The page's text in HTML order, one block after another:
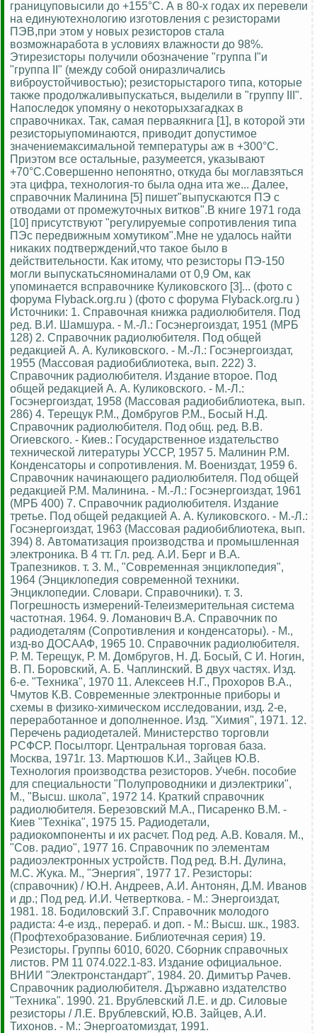
границуповысили до +155°С. А в 80-х годах их перевели
на единуютехнологию изготовления с резисторами
ПЭВ,при этом у новых резисторов стала
возможнаработа в условиях влажности до 98%.
Этирезисторы получили обозначение "группа I"и
"группа II" (между собой ониразличались
виброустойчивостью); резисторыстарого типа, которые
также продолжаливыпускаться, выделили в "группу III".
Напоследок упомяну о некоторыхзагадках в
справочниках. Так, самая перваякнига [1], в которой эти
резисторыупоминаются, приводит допустимое
значениемаксимальной температуры аж в +300°С.
Приэтом все остальные, разумеется, указывают
+70°С.Совершенно непонятно, откуда бы моглавзяться
эта цифра, технология-то была одна ита же... Далее,
справочник Малинина [5] пишет"выпускаются ПЭ с
отводами от промежуточных витков".В книге 1971 года
[10] присутствуют "регулируемые сопротивления типа
ПЭс передвижным хомутиком".Мне не удалось найти
никаких подтверждений,что такое было в
действительности. Как итому, что резисторы ПЭ-150
могли выпускатьсяноминалами от 0,9 Ом, как
упоминается всправочнике Куликовского [3]... (фото с
форума Flyback.org.ru ) (фото с форума Flyback.org.ru )
Источники: 1. Справочная книжка радиолюбителя. Под
ред. В.И. Шамшура. - М.-Л.: Госэнергоиздат, 1951 (МРБ
128) 2. Справочник радиолюбителя. Под общей
редакцией А. А. Куликовского. - М.-Л.: Госэнергоиздат,
1955 (Массовая радиобиблиотека, вып. 222) 3.
Справочник радиолюбителя. Издание второе. Под
общей редакцией А. А. Куликовского. - М.-Л.:
Госэнергоиздат, 1958 (Массовая радиобиблиотека, вып.
286) 4. Терещук Р.М., Домбругов Р.М., Босый Н.Д.
Справочник радиолюбителя. Под общ. ред. В.В.
Огиевского. - Киев.: Государственное издательство
технической литературы УССР, 1957 5. Малинин Р.М.
Конденсаторы и сопротивления. М. Воениздат, 1959 6.
Справочник начинающего радиолюбителя. Под общей
редакцией Р.М. Малинина. - М.-Л.: Госэнергоиздат, 1961
(МРБ 400) 7. Справочник радиолюбителя. Издание
третье. Под общей редакцией А. А. Куликовского. - М.-Л.:
Госэнергоиздат, 1963 (Массовая радиобиблиотека, вып.
394) 8. Автоматизация производства и промышленная
электроника. В 4 тт. Гл. ред. А.И. Берг и В.А.
Трапезников. т. 3. М., "Современная энциклопедия",
1964 (Энциклопедия современной техники.
Энциклопедии. Словари. Справочники). т. 3.
Погрешность измерений-Телеизмерительная система
частотная. 1964. 9. Ломанович В.А. Справочник по
радиодеталям (Сопротивления и конденсаторы). - М.,
изд-во ДОСААФ, 1965 10. Справочник радиолюбителя.
Р. М. Терещук, Р. М. Домбругов, Н. Д. Босый, С И. Ногин,
В. П. Боровский, А. Б. Чаплинский. В двух частях. Изд.
6-е. "Техника", 1970 11. Алексеев Н.Г., Прохоров В.А.,
Чмутов К.В. Современные электронные приборы и
схемы в физико-химическом исследовании, изд. 2-е,
переработанное и дополненное. Изд. "Химия", 1971. 12.
Перечень радиодеталей. Министерство торговли
РСФСР. Посылторг. Центральная торговая база.
Москва, 1971г. 13. Мартюшов К.И., Зайцев Ю.В.
Технология производства резисторов. Учебн. пособие
для специальности "Полупроводники и диэлектрики",
М., "Высш. школа", 1972 14. Краткий справочник
радиолюбителя. Березовский М.А., Писаренко В.М. -
Киев "Технiка", 1975 15. Радиодетали,
радиокомпоненты и их расчет. Под ред. А.В. Коваля. М.,
"Сов. радио", 1977 16. Справочник по элементам
радиоэлектронных устройств. Под ред. В.Н. Дулина,
М.С. Жука. М., "Энергия", 1977 17. Резисторы:
(справочник) / Ю.Н. Андреев, А.И. Антонян, Д.М. Иванов
и др.; Под ред. И.И. Четверткова. - М.: Энергоиздат,
1981. 18. Бодиловский З.Г. Справочник молодого
радиста: 4-е изд., перераб. и доп. - М.: Высш. шк., 1983.
(Профтехобразование. Библиотечная серия) 19.
Резисторы. Группы 6010, 6020. Сборник справочных
листов. РМ 11 074.022.1-83. Издание официальное.
ВНИИ "Электронстандарт", 1984. 20. Димитър Рачев.
Справочник радиолюбителя. Държавно издателство
"Техника". 1990. 21. Врублевский Л.Е. и др. Силовые
резисторы / Л.Е. Врублевский, Ю.В. Зайцев, А.И.
Тихонов. - М.: Энергоатомиздат, 1991.